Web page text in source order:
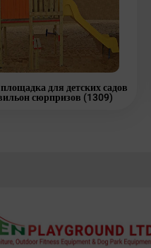
для детских садов
сюрпризов (1309)